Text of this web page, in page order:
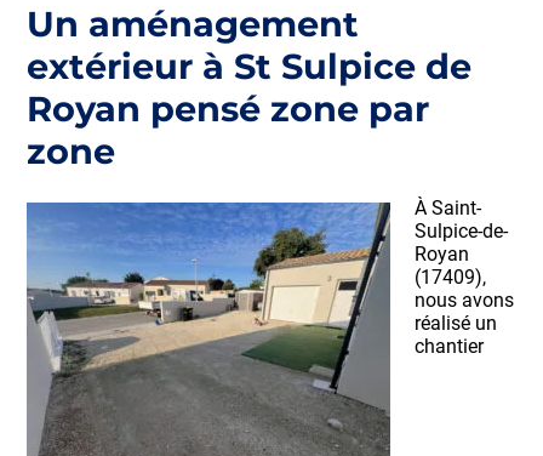
Un aménagement
extérieur à St Sulpice de
Royan pensé zone par
zone
À Saint-
Sulpice-de-
Royan
(17409),
nous avons
réalisé un
chantier